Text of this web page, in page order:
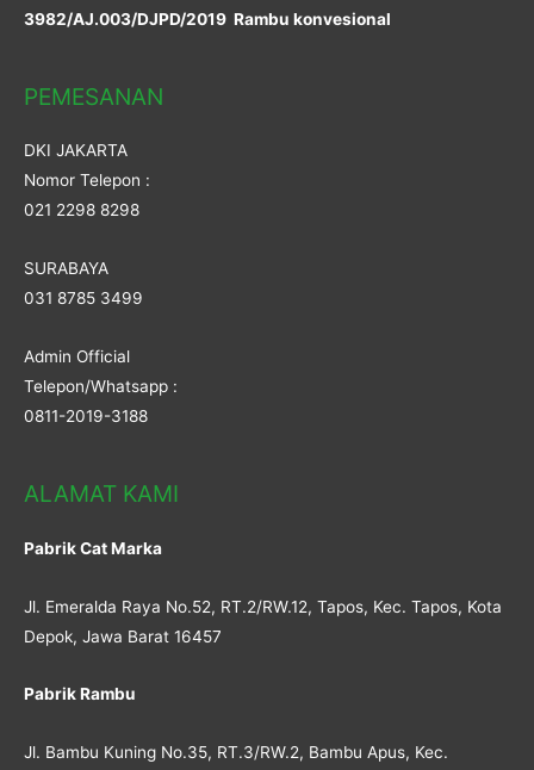
3982/AJ.003/DJPD/2019 Rambu konvesional
PEMESANAN
DKI JAKARTA
Nomor Telepon :
021 2298 8298
SURABAYA
031 8785 3499
Admin Official
Telepon/Whatsapp :
0811-2019-3188
ALAMAT KAMI
Pabrik Cat Marka
Jl. Emeralda Raya No.52, RT.2/RW.12, Tapos, Kec. Tapos, Kota
Depok, Jawa Barat 16457
Pabrik Rambu
Jl. Bambu Kuning No.35, RT.3/RW.2, Bambu Apus, Kec.